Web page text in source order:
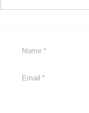
para São Paulo